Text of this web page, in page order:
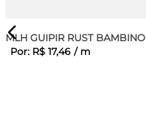
MLH GUIPIR RUST BAMBINO
Por: R$ 17,46 / m